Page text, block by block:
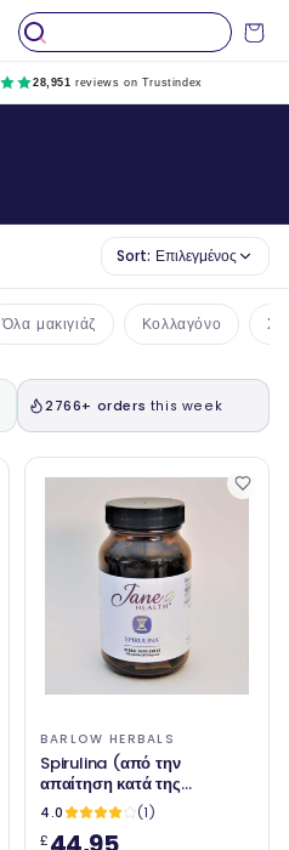
28,951 reviews on Trustindex
Sort: Επιλεγμένος
Όλα μακιγιάζ Κολλαγόνο
2766+ orders this week
BARLOW HERBALS
Spirulina (από την
απαίτηση κατά της
γήρανσης) 100 καπάκια -
barlow herbals
4.0
(1)
£